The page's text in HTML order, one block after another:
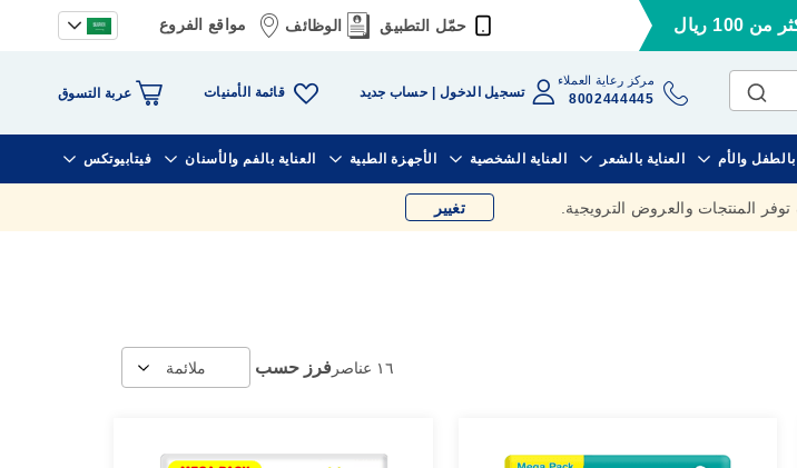
ريال حمّل التطبيق الوظائف مواقع الفروع
مركز رعاية العملاء
8002444445 تسجيل الدخول حساب جديد قائمة الأمنيات عربة التسوق
بالطفل والأم العناية بالشعر العناية الشخصية الأجهزة الطبية العناية بالفم والأسنان فيتابيوتكس
المنتجات والعروض الترويجية. تغيير
١٦ عناصر فرز حسب